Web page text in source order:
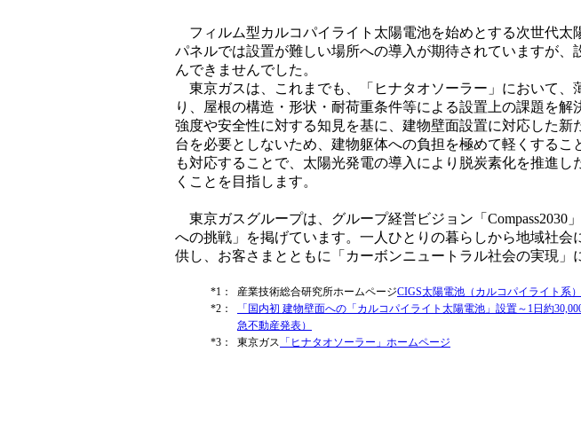
フィルム型カルコパイライト太陽電池を始めとする次世代
パネルでは設置が難しい場所への導入が期待されていますが
んできませんでした。
東京ガスは、これまでも、「ヒナタオソーラー」において、
り、屋根の構造・形状・耐荷重条件等による設置上の課題を
強度や安全性に対する知見を基に、建物壁面設置に対応した
台を必要としないため、建物躯体への負担を極めて軽くする
も対応することで、太陽光発電の導入により脱炭素化を推進
くことを目指します。
東京ガスグループは、グループ経営ビジョン「Compass2030
への挑戦」を掲げています。一人ひとりの暮らしから地域社
供し、お客さまとともに「カーボンニュートラル社会の実現」
*1： 産業技術総合研究所ホームページCIGS太陽電池（カルコパイライト系
*2：
「国内初 建物壁面への「カルコパイライト太陽電池」設置～1日約
急不動産発表）
*3：
東京ガス 「ヒナタオソーラー」ホームページ